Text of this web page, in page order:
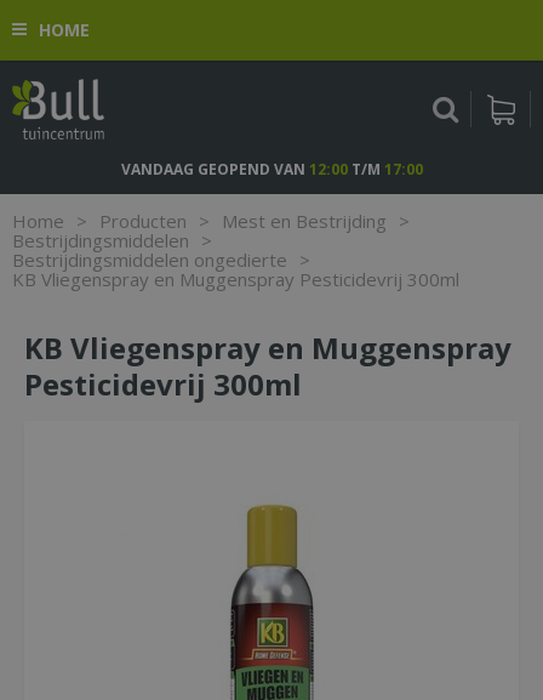
n
o
HOME
Home > Producten > Mest en Bestrijding >
Bestrijdingsmiddelen >
Bestrijdingsmiddelen ongedierte >
KB Vliegenspray en Muggenspray Pesticidevrij 300ml
VANDAAG GEOPEND VAN 12:00T/M 17:00
KB Vliegenspray en Muggenspray
Pesticidevrij 300ml